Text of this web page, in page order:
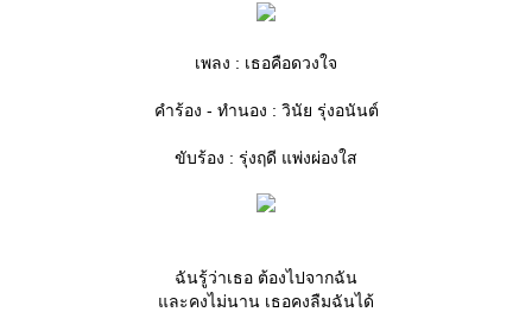
เพลง : เธอคือดวงใจ
คำร้อง - ทำนอง : วินัย รุ่งอนันต์
ขับร้อง : รุ่งฤดี แพ่งผ่องใส
ฉันรู้ว่าเธอ ต้องไปจากฉัน
ละคงไม่นาน เธอคงลืมฉันได้